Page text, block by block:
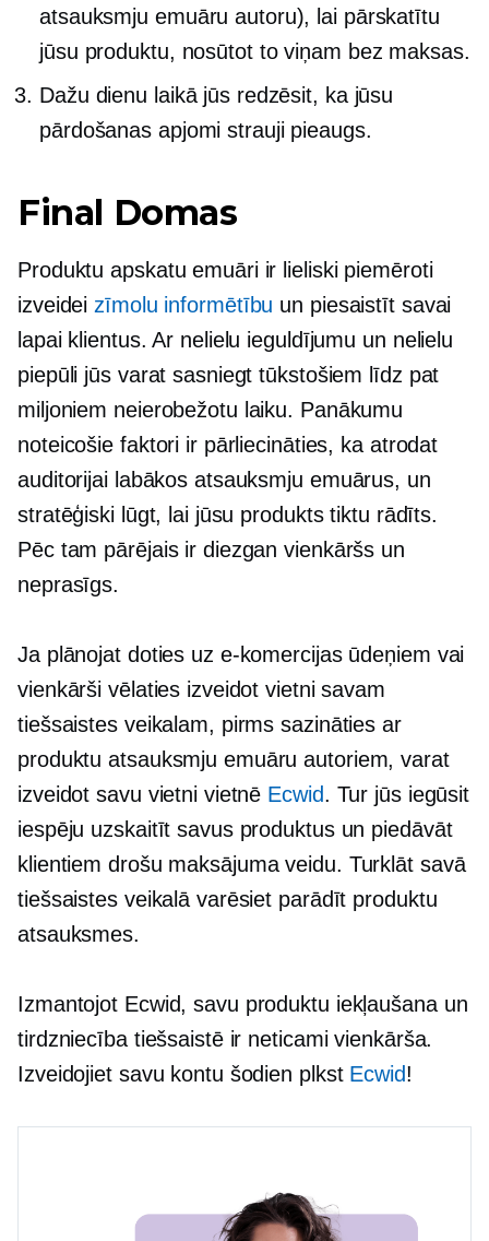
atsauksmju emuāru autoru), lai pārskatītu
jūsu produktu, nosūtot to viņam bez maksas.
Dažu dienu laikā jūs redzēsit, ka jūsu
pārdošanas apjomi strauji pieaugs.
Final Domas
Produktu apskatu emuāri ir lieliski piemēroti
izveidei zīmolu informētību un piesaistīt savai
lapai klientus. Ar nelielu ieguldījumu un nelielu
piepūli jūs varat sasniegt tūkstošiem līdz pat
miljoniem neierobežotu laiku. Panākumu
noteicošie faktori ir pārliecināties, ka atrodat
auditorijai labākos atsauksmju emuārus, un
stratēģiski lūgt, lai jūsu produkts tiktu rādīts.
Pēc tam pārējais ir diezgan vienkāršs un
neprasīgs.
Ja plānojat doties uz e-komercijas ūdeņiem vai
vienkārši vēlaties izveidot vietni savam
tiešsaistes veikalam, pirms sazināties ar
produktu atsauksmju emuāru autoriem, varat
izveidot savu vietni vietnē Ecwid. Tur jūs iegūsit
iespēju uzskaitīt savus produktus un piedāvāt
klientiem drošu maksājuma veidu. Turklāt savā
tiešsaistes veikalā varēsiet parādīt produktu
atsauksmes.
Izmantojot Ecwid, savu produktu iekļaušana un
tirdzniecība tiešsaistē ir neticami vienkārša.
Izveidojiet savu kontu šodien plkst Ecwid!